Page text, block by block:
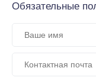
Обязательные